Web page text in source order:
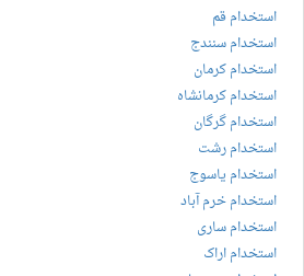
استخدام قم
استخدام سنندج
استخدام کرمان
استخدام کرمانشاه
استخدام گرگان
استخدام رشت
استخدام یاسوج
استخدام خرم آباد
استخدام ساری
استخدام اراک